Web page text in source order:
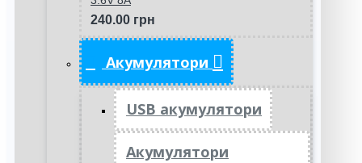
240.00 грн
Акумулятори
USB акумулятори
Акумулятори